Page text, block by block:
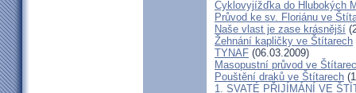
Cyklovyjížďka do Hlubokých
Průvod ke sv. Floriánu ve
Naše vlast je zase krásnější
Žehnání kapličky ve Štítarech
TYNAF (06.03.2009)
Masopustní průvod ve
Pouštění draků ve Štítarech
1. SVATÉ PŘIJÍMÁNÍ VE